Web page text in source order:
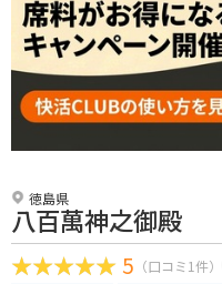
徳島県
八百萬神之御殿
5 （口コミ1件）